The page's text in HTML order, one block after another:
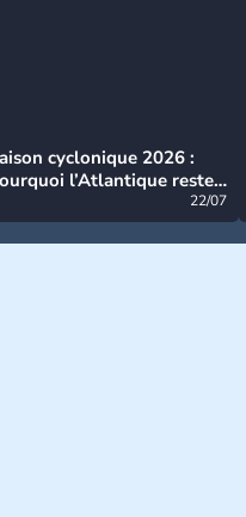
cyclonique 2026 :
l’Atlantique reste
22/07